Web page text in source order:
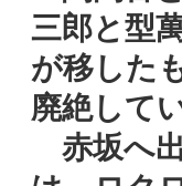
三郎と型
が移した
廃絶して
赤坂へ